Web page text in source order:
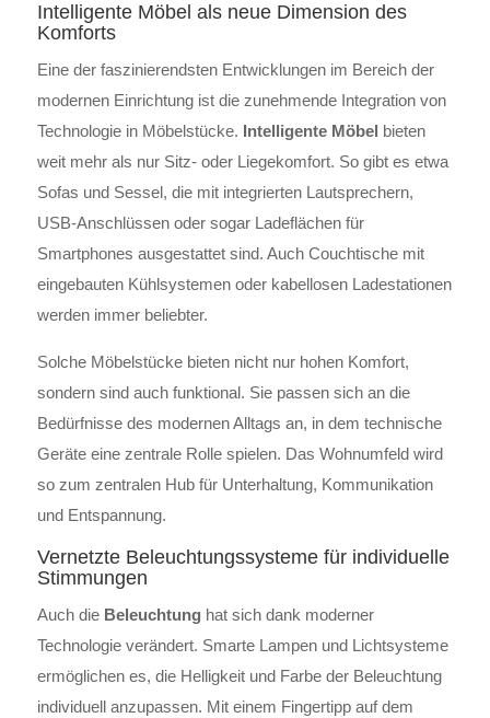
Intelligente Möbel als neue Dimension des
Komforts
Eine der faszinierendsten Entwicklungen im Bereich der
modernen Einrichtung ist die zunehmende Integration von
Technologie in Möbelstücke. Intelligente Möbel bieten
weit mehr als nur Sitz- oder Liegekomfort. So gibt es etwa
Sofas und Sessel, die mit integrierten Lautsprechern,
USB-Anschlüssen oder sogar Ladeflächen für
Smartphones ausgestattet sind. Auch Couchtische mit
eingebauten Kühlsystemen oder kabellosen Ladestationen
werden immer beliebter.
Solche Möbelstücke bieten nicht nur hohen Komfort,
sondern sind auch funktional. Sie passen sich an die
Bedürfnisse des modernen Alltags an, in dem technische
Geräte eine zentrale Rolle spielen. Das Wohnumfeld wird
so zum zentralen Hub für Unterhaltung, Kommunikation
und Entspannung.
Vernetzte Beleuchtungssysteme für individuelle
Stimmungen
Auch die Beleuchtung hat sich dank moderner
Technologie verändert. Smarte Lampen und Lichtsysteme
ermöglichen es, die Helligkeit und Farbe der Beleuchtung
individuell anzupassen. Mit einem Fingertipp auf dem